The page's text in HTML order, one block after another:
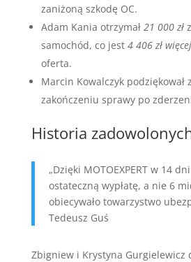
zaniżoną szkodę OC.
Adam Kania otrzymał 21 000 zł
samochód, co jest 4 406 zł więcej
oferta.
Marcin Kowalczyk podziękował
zakończeniu sprawy po
Historia
„Dzięki MOTOEXPERT w 14
ostateczną wypłatę, a nie 6
obiecywało towarzystwo
Tedeusz Guś
Zbigniew i Krystyna Gurgielewicz